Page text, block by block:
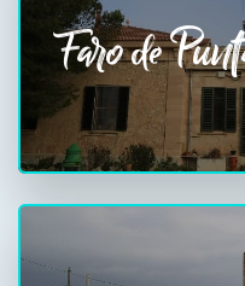
Faro de